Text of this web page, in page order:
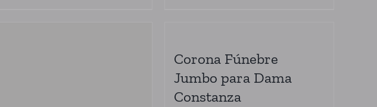
Corona Fúnebre
Jumbo para Dama
Constanza